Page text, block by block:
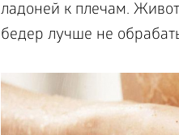
ладоней к плечам.
бедер лучше не